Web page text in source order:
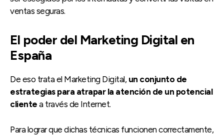
ventas seguras.
El poder del Marketing Digital en
España
De eso trata el Marketing Digital, un conjunto de
estrategias para atrapar la atención de un potencial
cliente a través de Internet.
Para lograr que dichas técnicas funcionen correctamente,